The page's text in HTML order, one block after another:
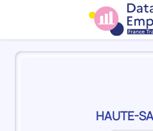
Panorama
HAUTE-